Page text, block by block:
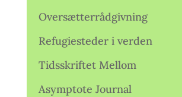
Oversætterrådgivning
Refugiesteder i verden
Tidsskriftet Mellom
Asymptote Journal